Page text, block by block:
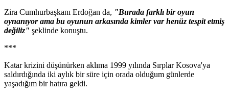
Zira Cumhurbaşkanı Erdoğan da, "Burada farklı bir oyun
oynanıyor ama bu oyunun arkasında kimler var henüz tespit etmiş
değiliz" şeklinde konuştu.
***
Katar krizini düşünürken aklıma 1999 yılında Sırplar Kosova'ya
saldırdığında iki aylık bir süre için orada olduğum günlerde
yaşadığım bir hatıra geldi.